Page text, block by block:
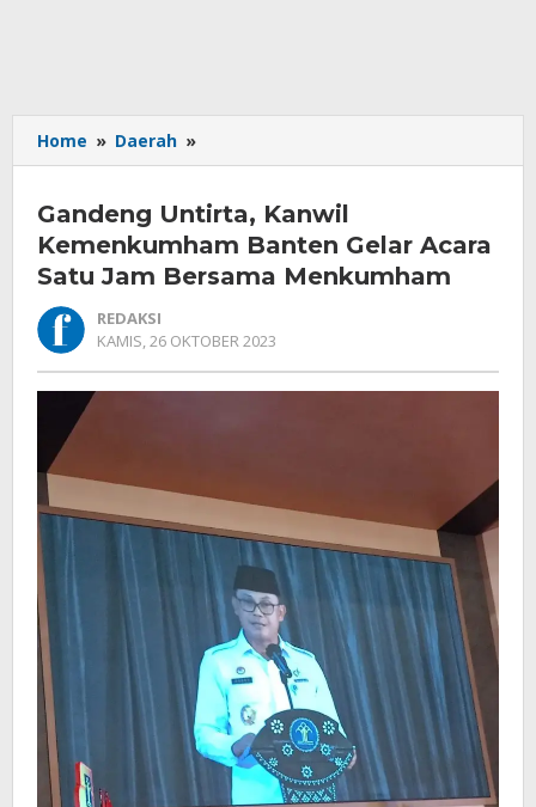
Home » Daerah »
Untirta,
Kemenkumham
Banten
Acara
Jam
Bersama
Menkumham
Gandeng Untirta, Kanwil
Kemenkumham Banten Gelar Acara
Satu Jam Bersama Menkumham
REDAKSI
KAMIS, 26 OKTOBER 2023